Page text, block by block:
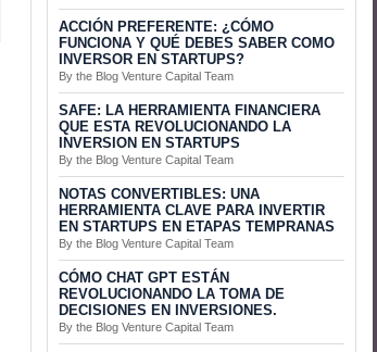
ACCIÓN PREFERENTE: ¿CÓMO
FUNCIONA Y QUÉ DEBES SABER COMO
INVERSOR EN STARTUPS?
By the Blog Venture Capital Team
SAFE: LA HERRAMIENTA FINANCIERA
QUE ESTA REVOLUCIONANDO LA
INVERSION EN STARTUPS
By the Blog Venture Capital Team
NOTAS CONVERTIBLES: UNA
HERRAMIENTA CLAVE PARA INVERTIR
EN STARTUPS EN ETAPAS TEMPRANAS
By the Blog Venture Capital Team
CÓMO CHAT GPT ESTÁN
REVOLUCIONANDO LA TOMA DE
DECISIONES EN INVERSIONES.
By the Blog Venture Capital Team